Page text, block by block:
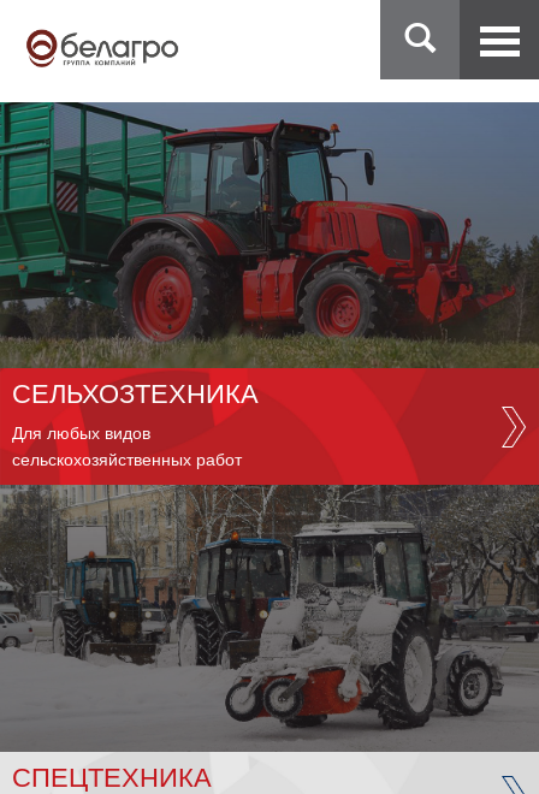
СЕЛЬХОЗТЕХНИКА
Для любых видов
сельскохозяйственных работ
СПЕЦТЕХНИКА